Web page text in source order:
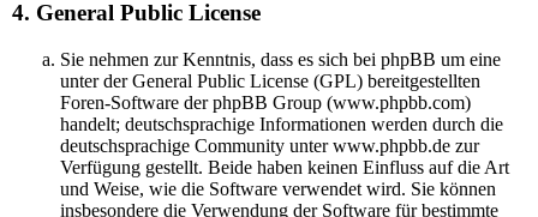
4. General Public License
Sie nehmen zur Kenntnis, dass es sich bei phpBB um eine
unter der General Public License (GPL) bereitgestellten
Foren-Software der phpBB Group (www.phpbb.com)
handelt; deutschsprachige Informationen werden durch die
deutschsprachige Community unter www.phpbb.de zur
Verfügung gestellt. Beide haben keinen Einfluss auf die Art
und Weise, wie die Software verwendet wird. Sie können
insbesondere die Verwendung der Software für bestimmte